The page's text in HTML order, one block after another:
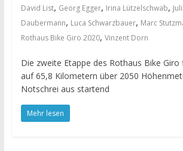
David List, Georg Egger, Irina Lützelschwab,
Daubermann, Luca Schwarzbauer, Marc
Rothaus Bike Giro 2020, Vinzent Dorn
Die zweite Etappe des Rothaus Bike Giro
auf 65,8 Kilometern über 2050
Notschrei aus startend
Mehr lesen